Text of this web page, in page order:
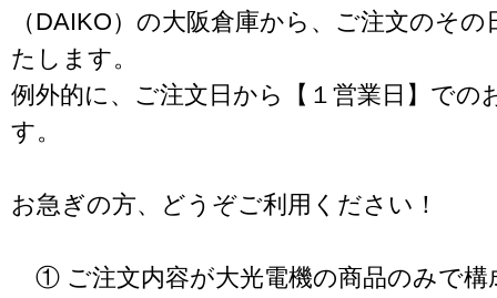
（DAIKO）の大阪倉庫から、ご注文のそ
たします。
例外的に、ご注文日から【１営業日】での
す。
お急ぎの方、どうぞご利用ください！
① ご注文内容が大光電機の商品のみで構